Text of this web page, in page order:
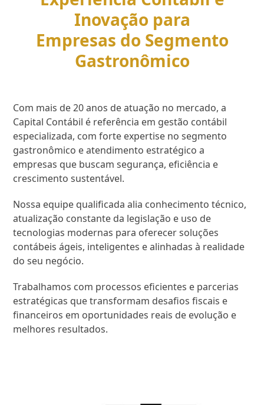
Inovação para
Empresas do Segmento
Gastronômico
Com mais de 20 anos de atuação no mercado, a
Capital Contábil é referência em gestão contábil
especializada, com forte expertise no segmento
gastronômico e atendimento estratégico a
empresas que buscam segurança, eficiência e
crescimento sustentável.
Nossa equipe qualificada alia conhecimento técnico,
atualização constante da legislação e uso de
tecnologias modernas para oferecer soluções
contábeis ágeis, inteligentes e alinhadas à realidade
do seu negócio.
Trabalhamos com processos eficientes e parcerias
estratégicas que transformam desafios fiscais e
financeiros em oportunidades reais de evolução e
melhores resultados.